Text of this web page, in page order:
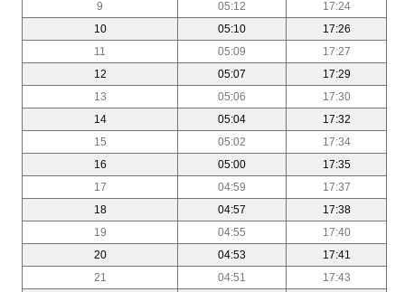
9
05:12
17:24
10
05:10
17:26
11
05:09
17:27
12
05:07
17:29
13
05:06
17:30
14
05:04
17:32
15
05:02
17:34
16
05:00
17:35
17
04:59
17:37
18
04:57
17:38
19
04:55
17:40
20
04:53
17:41
21
04:51
17:43